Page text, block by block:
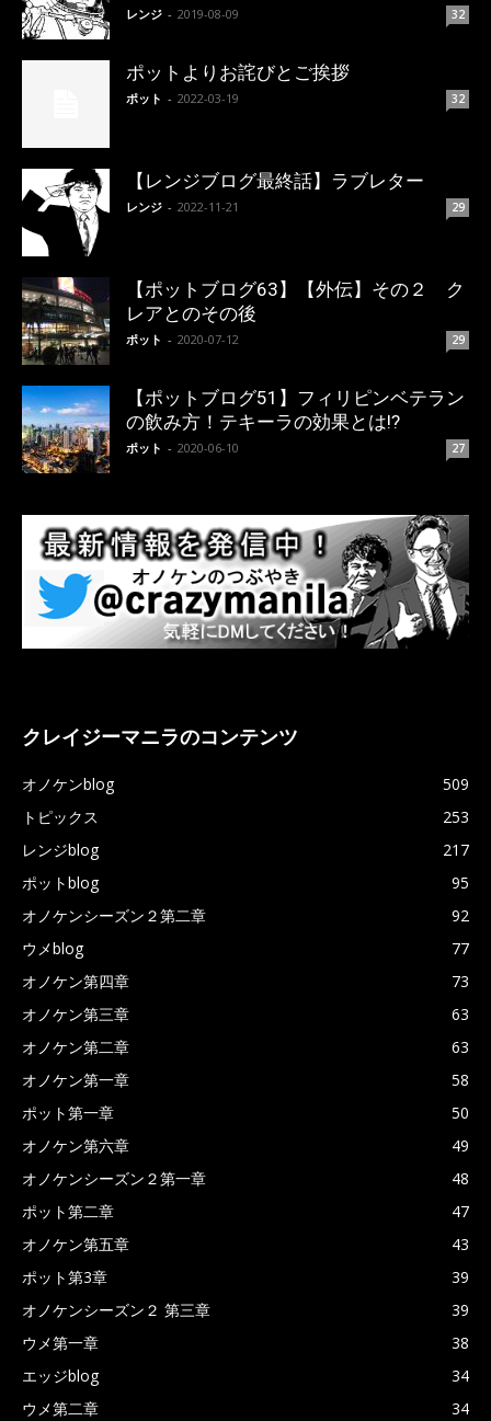
レンジ - 2019-08-09 32
ポットよりお詫びとご挨拶
ポット - 2022-03-19 32
【レンジブログ最終話】ラブレター
レンジ - 2022-11-21 29
【ポットブログ63】【外伝】その２ ク
レアとのその後
ポット - 2020-07-12 29
【ポットブログ51】フィリピンベテラン
の飲み方！テキーラの効果とは!?
ポット - 2020-06-10 27
クレイジーマニラのコンテンツ
オノケンblog
509
トピックス
253
レンジblog
217
ポットblog
95
オノケンシーズン２第二章
92
ウメblog
77
オノケン第四章
73
オノケン第三章
63
オノケン第二章
63
オノケン第一章
58
ポット第一章
50
オノケン第六章
49
オノケンシーズン２第一章
48
ポット第二章
47
オノケン第五章
43
ポット第3章
39
オノケンシーズン２ 第三章
39
ウメ第一章
38
エッジblog
34
ウメ第二章
34